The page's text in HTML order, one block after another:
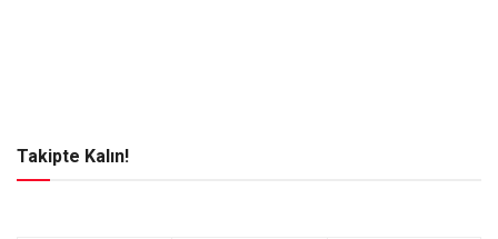
Takipte Kalın!